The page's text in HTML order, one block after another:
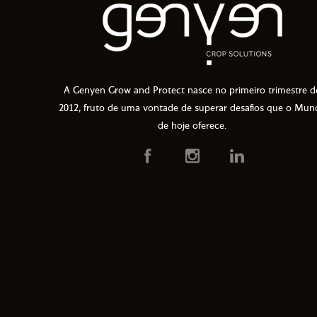
A Genyen Grow and Protect nasce no primeiro trimestre
2012, fruto de uma vontade de superar desafios que o
de hoje oferece.